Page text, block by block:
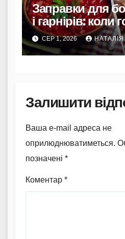
Заправки для
і гарнірів: коли
заправка
псує смак
СЕР 1, 2026
Залишити
Ваша e-mail адреса не
оприлюднюватиметься.
позначені *
Коментар *